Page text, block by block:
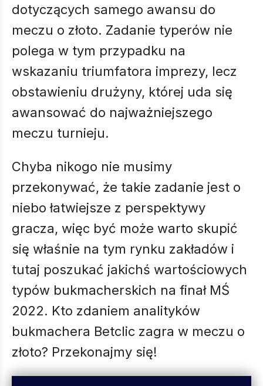
dotyczących samego awansu do
meczu o złoto. Zadanie typerów nie
polega w tym przypadku na
wskazaniu triumfatora imprezy, lecz
obstawieniu drużyny, której uda się
awansować do najważniejszego
meczu turnieju.
Chyba nikogo nie musimy
przekonywać, że takie zadanie jest o
niebo łatwiejsze z perspektywy
gracza, więc być może warto skupić
się właśnie na tym rynku zakładów i
tutaj poszukać jakichś wartościowych
typów bukmacherskich na finał MŚ
2022. Kto zdaniem analityków
bukmachera Betclic zagra w meczu o
złoto? Przekonajmy się!